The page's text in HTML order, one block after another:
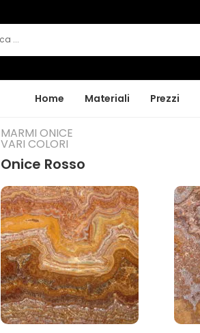
Home Materiali Prezzi
MARMI ONICE
VARI COLORI
Onice Rosso